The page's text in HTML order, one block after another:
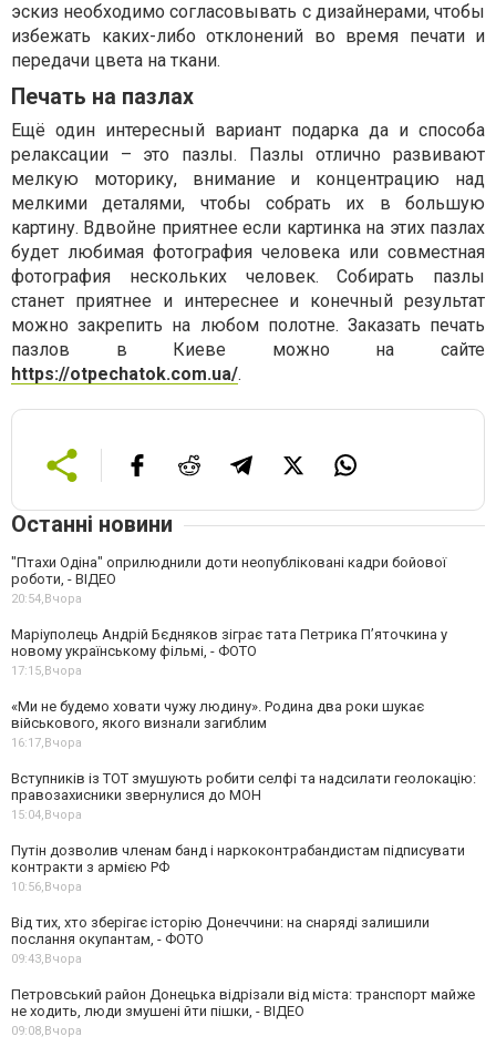
эскиз необходимо согласовывать с дизайнерами, чтобы
избежать каких-либо отклонений во время печати и
передачи цвета на ткани.
Печать на пазлах
Ещё один интересный вариант подарка да и способа
релаксации – это пазлы. Пазлы отлично развивают
мелкую моторику, внимание и концентрацию над
мелкими деталями, чтобы собрать их в большую
картину. Вдвойне приятнее если картинка на этих пазлах
будет любимая фотография человека или совместная
фотография нескольких человек. Собирать пазлы
станет приятнее и интереснее и конечный результат
можно закрепить на любом полотне. Заказать печать
пазлов в Киеве можно на сайте
https://otpechatok.com.ua/.
Останні новини
"Птахи Одіна" оприлюднили доти неопубліковані кадри бойової
роботи, - ВІДЕО
20:54,Вчора
Маріуполець Андрій Бєдняков зіграє тата Петрика П’яточкина у
новому українському фільмі, - ФОТО
17:15,Вчора
«Ми не будемо ховати чужу людину». Родина два роки шукає
військового, якого визнали загиблим
16:17,Вчора
Вступників із ТОТ змушують робити селфі та надсилати геолокацію:
правозахисники звернулися до МОН
15:04,Вчора
Путін дозволив членам банд і наркоконтрабандистам підписувати
контракти з армією РФ
10:56,Вчора
Від тих, хто зберігає історію Донеччини: на снаряді залишили
послання окупантам, - ФОТО
09:43,Вчора
Петровський район Донецька відрізали від міста: транспорт майже
не ходить, люди змушені йти пішки, - ВІДЕО
09:08,Вчора